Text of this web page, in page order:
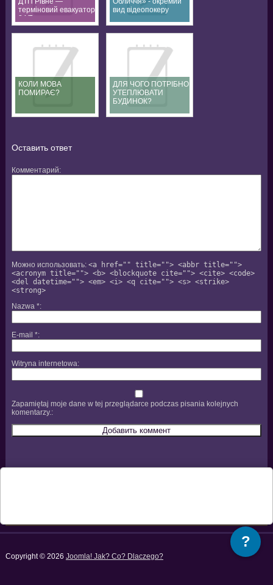
терміновий евакуатор
24/7
вид відеопокеру
КОЛИ МОВА
ПОМИРАЄ?
ДЛЯ ЧОГО ПОТРІБНО
УТЕПЛЮВАТИ
БУДИНОК?
Оставить ответ
Комментарий
Можно использовать: <a href="" title=""> <abbr title="">
<acronym title=""> <b> <blockquote cite=""> <cite> <code>
<del datetime=""> <em> <i> <q cite=""> <s> <strike>
<strong>
Nazwa *
E-mail *
Witryna internetowa
Zapamiętaj moje dane w tej przeglądarce podczas pisania kolejnych
komentarzy.
Copyright © 2026 Joomla! Jak? Co? Dlaczego?
?